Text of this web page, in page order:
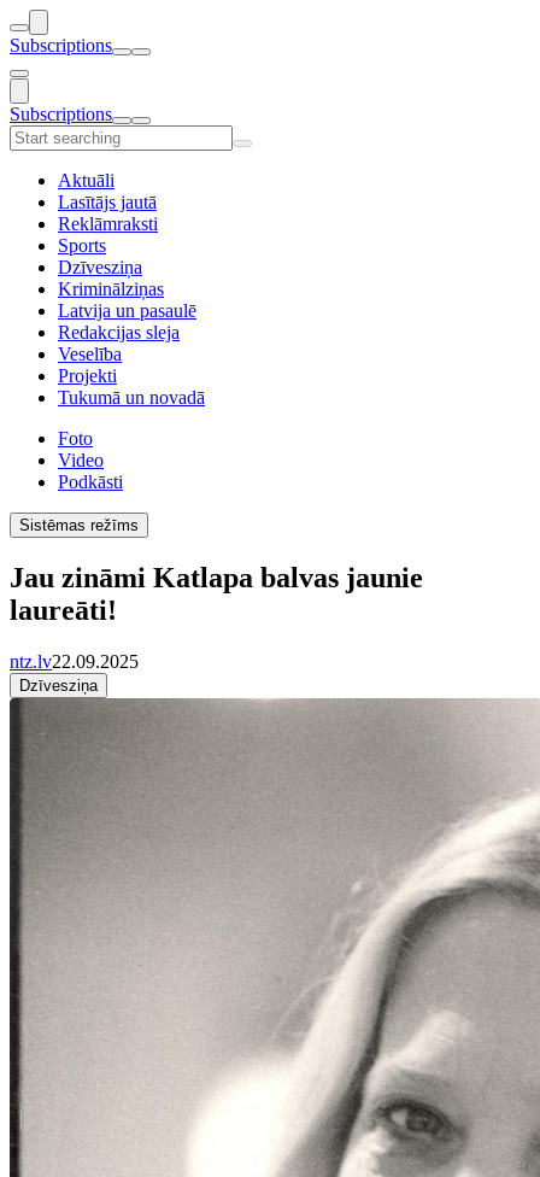
Subscriptions
Subscriptions
Aktuāli
Lasītājs jautā
Reklāmraksti
Sports
Dzīvesziņa
Kriminālziņas
Latvija un pasaulē
Redakcijas sleja
Veselība
Projekti
Tukumā un novadā
Foto
Video
Podkāsti
Sistēmas režīms
Jau zināmi Katlapa balvas jaunie
laureāti!
ntz.lv22.09.2025
Dzīvesziņa